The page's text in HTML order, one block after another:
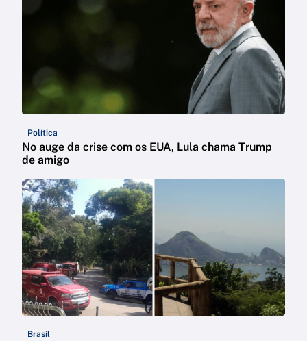
Política
No auge da crise com os EUA, Lula chama Trump
de amigo
Brasil